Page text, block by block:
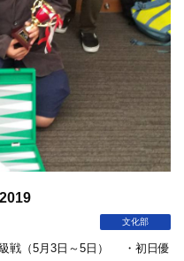
文化部
戦（5月3日～5日） ・初日優